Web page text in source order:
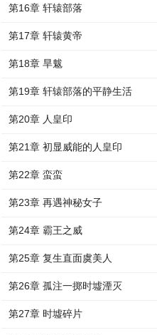
第16章 轩辕部落
第17章 轩辕黄帝
第18章 旱魃
第19章 轩辕部落的平静生活
第20章 人皇印
第21章 初显威能的人皇印
第22章 蛮蛮
第23章 再遇神秘女子
第24章 霸王之威
第25章 复生直面虞美人
第26章 孤注一掷时墟湮灭
第27章 时墟碎片